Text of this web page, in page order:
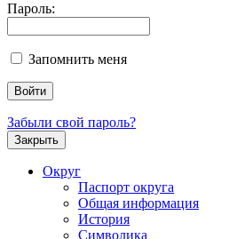
Пароль:
Запомнить меня
Забыли свой пароль?
Закрыть
Округ
Паспорт округа
Общая информация
История
Символика